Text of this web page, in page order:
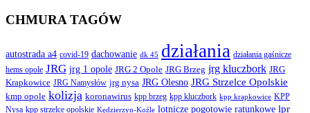
CHMURA TAGÓW
autostrada a4 covid-19 dachowanie dk 45 działania działania gaśnicze
hems opole JRG jrg 1 opole JRG 2 Opole JRG Brzeg jrg kluczbork JRG
Krapkowice JRG Namysłów jrg nysa JRG Olesno JRG Strzelce Opolskie
kmp opole kolizja koronawirus kpp brzeg kpp kluczbork kpp krapkowice KPP
Nysa kpp strzelce opolskie Kędzierzyn-Koźle lotnicze pogotowie ratunkowe lpr